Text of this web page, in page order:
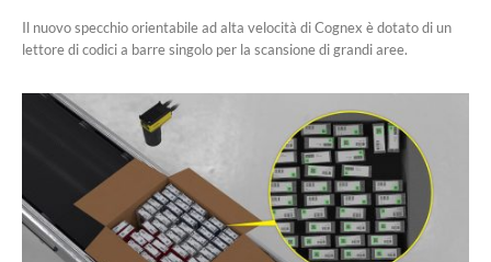
Il nuovo specchio orientabile ad alta velocità di Cognex è dotato di un
lettore di codici a barre singolo per la scansione di grandi aree.